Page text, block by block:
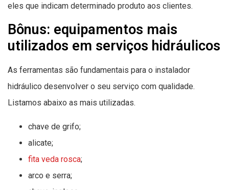
eles que indicam determinado produto aos clientes.
Bônus: equipamentos mais
utilizados em serviços hidráulicos
As ferramentas são fundamentais para o instalador
hidráulico desenvolver o seu serviço com qualidade.
Listamos abaixo as mais utilizadas.
chave de grifo;
alicate;
fita veda rosca;
arco e serra;